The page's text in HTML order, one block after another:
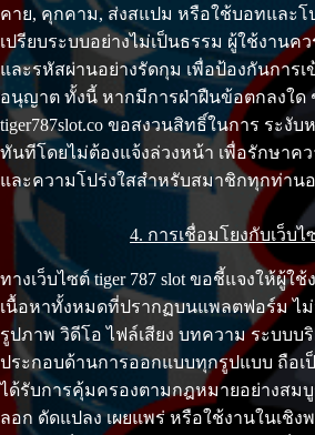
คาย, คุกคาม, ส่งสแปม หรือใช้บอทและโ
เปรียบระบบอย่างไม่เป็นธรรม ผู้ใช้งาน
และรหัสผ่านอย่างรัดกุม เพื่อป้องกันการเ
อนุญาต ทั้งนี้ หากมีการฝ่าฝืนข้อตกลงใด
tiger787slot.co ขอสงวนสิทธิ์ในการ ระงั
ทันทีโดยไม่ต้องแจ้งล่วงหน้า เพื่อรักษาค
และความโปร่งใสสำหรับสมาชิกทุกท่านอ
4. การเชื่อมโยงกับเว็บไ
ทางเว็บไซต์ tiger 787 slot ขอชี้แจงให้ผู้ใ
เนื้อหาทั้งหมดที่ปรากฏบนแพลตฟอร์ม ไม่
รูปภาพ วิดีโอ ไฟล์เสียง บทความ ระบบบ
ประกอบด้านการออกแบบทุกรูปแบบ ถือ
ได้รับการคุ้มครองตามกฎหมายอย่างสม
ลอก ดัดแปลง เผยแพร่ หรือใช้งานในเชิ